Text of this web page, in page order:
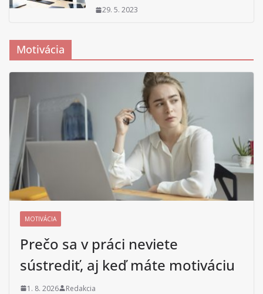
29. 5. 2023
Motivácia
MOTIVÁCIA
Prečo sa v práci neviete
sústrediť, aj keď máte motiváciu
1. 8. 2026 Redakcia